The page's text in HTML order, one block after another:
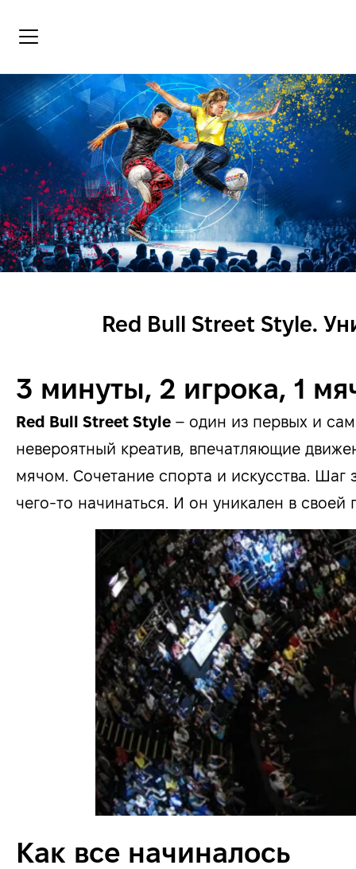
Red Bull Street Style.
3 минуты, 2 игрока, 1
Red Bull Street Style – один из первых и
невероятный креатив, впечатляющие
мячом. Сочетание спорта и искусства. Шаг
чего-то начинаться. И он уникален в своей
Как все начиналось